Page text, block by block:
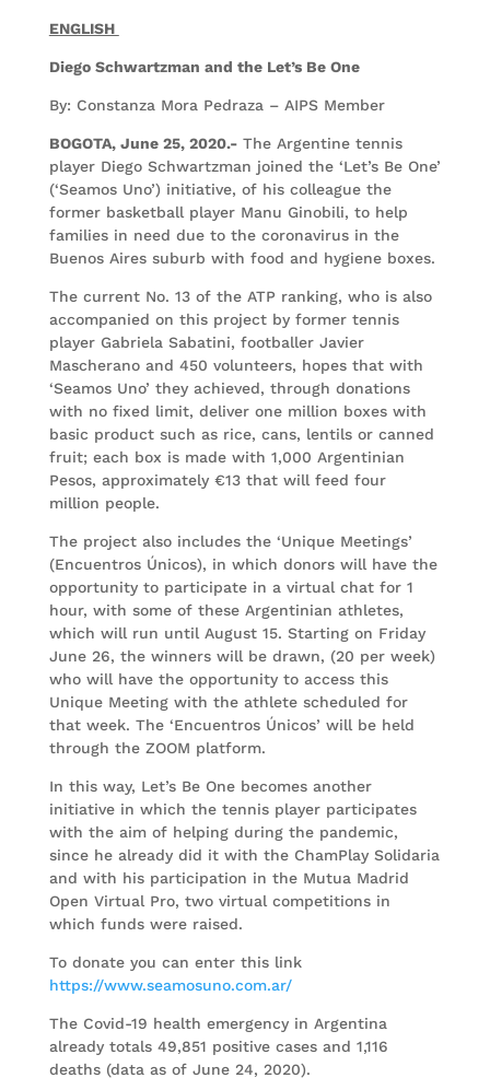
ENGLISH
Diego Schwartzman and the Let’s Be One
By: Constanza Mora Pedraza – AIPS Member
BOGOTA, June 25, 2020.-The Argentine tennis
player Diego Schwartzman joined the ‘Let’s Be One’
(‘Seamos Uno’) initiative, of his colleague the
former basketball player Manu Ginobili, to help
families in need due to the coronavirus in the
Buenos Aires suburb with food and hygiene boxes.
The current No. 13 of the ATP ranking, who is also
accompanied on this project by former tennis
player Gabriela Sabatini, footballer Javier
Mascherano and 450 volunteers, hopes that with
‘Seamos Uno’ they achieved, through donations
with no fixed limit, deliver one million boxes with
basic product such as rice, cans, lentils or canned
fruit; each box is made with 1,000 Argentinian
Pesos, approximately €13 that will feed four
million people.
The project also includes the ‘Unique Meetings’
(Encuentros Únicos), in which donors will have the
opportunity to participate in a virtual chat for 1
hour, with some of these Argentinian athletes,
which will run until August 15. Starting on Friday
June 26, the winners will be drawn, (20 per week)
who will have the opportunity to access this
Unique Meeting with the athlete scheduled for
that week. The ‘Encuentros Únicos’ will be held
through the ZOOM platform.
In this way, Let’s Be One becomes another
initiative in which the tennis player participates
with the aim of helping during the pandemic,
since he already did it with the ChamPlay Solidaria
and with his participation in the Mutua Madrid
Open Virtual Pro, two virtual competitions in
which funds were raised.
To donate you can enter this link
https://www.seamosuno.com.ar/
The Covid-19 health emergency in Argentina
already totals 49,851 positive cases and 1,116
deaths (data as of June 24, 2020).